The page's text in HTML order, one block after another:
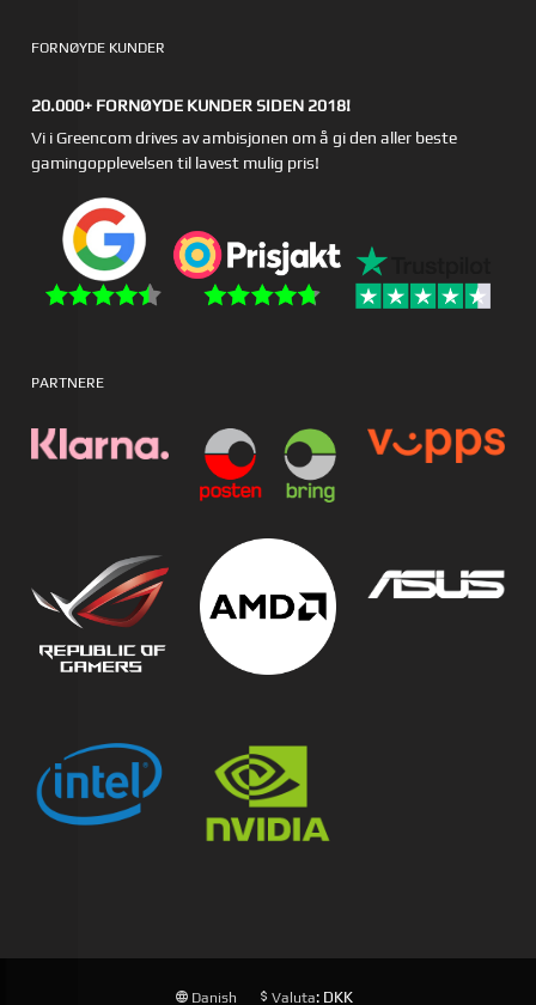
FORNØYDE KUNDER
20.000+ FORNØYDE KUNDER SIDEN 2018!
Vi i Greencom drives av ambisjonen om å gi den aller beste
gamingopplevelsen til lavest mulig pris!
PARTNERE
Danish Valuta: DKK